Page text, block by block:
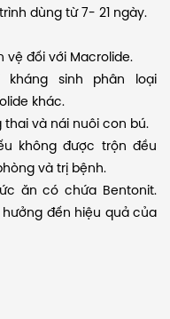
dùng từ 7- 21 ngày.
đối với Macrolide.
sinh phân loại
khác.
và nái nuôi con bú.
không được trộn đều
và trị bệnh.
ăn có chứa Bentonit.
đến hiệu quả của